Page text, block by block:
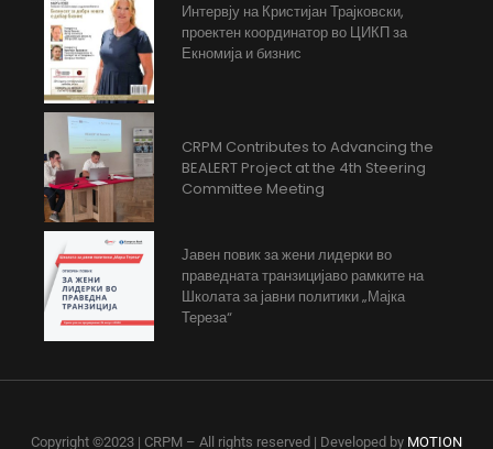
Интервју на Кристијан Трајковски,
проектен координатор во ЦИКП за
Екномија и бизнис
CRPM Contributes to Advancing the
BEALERT Project at the 4th Steering
Committee Meeting
Јавен повик за жени лидерки во
праведната транзицијаво рамките на
Школата за јавни политики „Мајка
Тереза“
Copyright ©2023 | CRPM – All rights reserved | Developed by MOTION